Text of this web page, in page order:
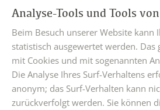
Analyse-Tools und Tools
Beim Besuch unserer Website kann
statistisch ausgewertet werden. Das
mit Cookies und mit sogenannten
Die Analyse Ihres Surf-Verhaltens
anonym; das Surf-Verhalten kann
zurückverfolgt werden. Sie können